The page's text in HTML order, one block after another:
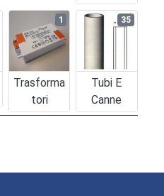
Trasforma
Tori
1
Tubi E
Canne
35